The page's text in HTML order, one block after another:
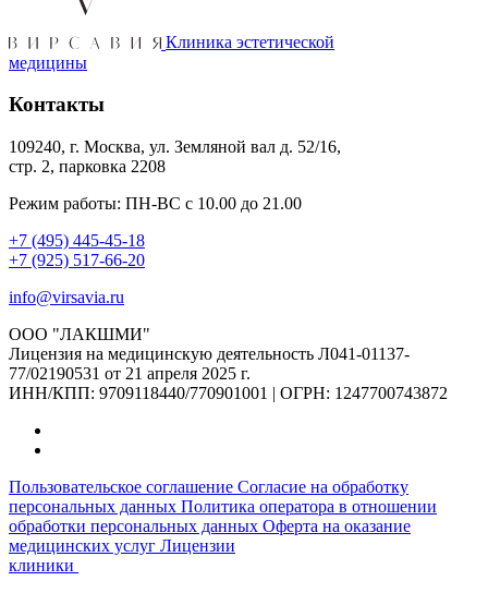
Клиника эстетической
медицины
Контакты
109240, г. Москва, ул. Земляной вал д. 52/16,
стр. 2, парковка 2208
Режим работы: ПН-ВС с 10.00 до 21.00
+7 (495) 445-45-18
+7 (925) 517-66-20
info@virsavia.ru
ООО "ЛАКШМИ"
Лицензия на медицинскую деятельность Л041-01137-
77/02190531 от 21 апреля 2025 г.
ИНН/КПП: 9709118440/770901001 | ОГРН: 1247700743872
Пользовательское соглашение Согласие на обработку
персональных данных Политика оператора в отношении
обработки персональных данных Оферта на оказание
медицинских услуг Лицензии
клиники